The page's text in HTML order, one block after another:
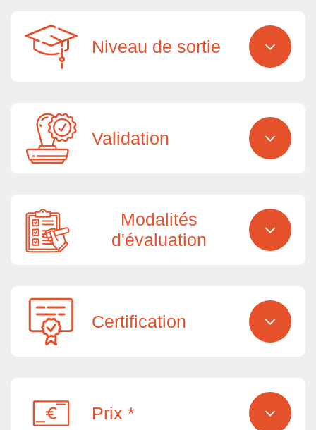
Niveau de sortie
Validation
Modalités
d'évaluation
Certification
Prix *